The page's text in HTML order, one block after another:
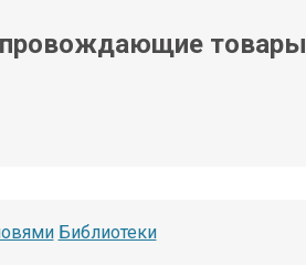
товары
Библиотеки